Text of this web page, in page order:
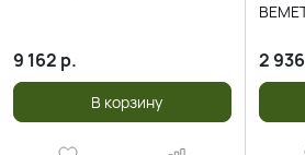
9 162 р.
В корзину
2 936